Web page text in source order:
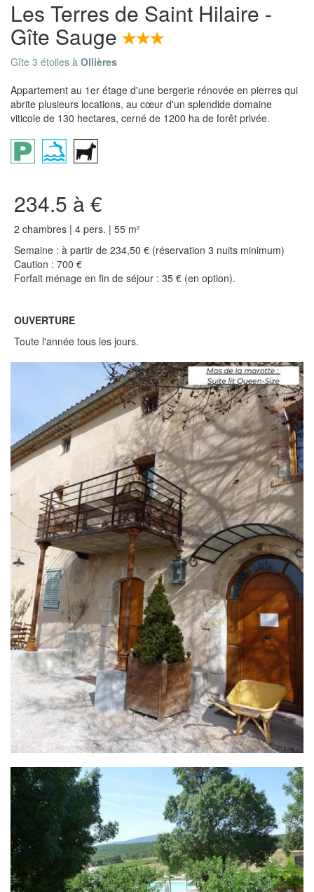
Les Terres de Saint Hilaire -
Gîte Sauge
Gîte 3 étoiles à Ollières
Appartement au 1er étage d'une bergerie rénovée en pierres qui
abrite plusieurs locations, au cœur d'un splendide domaine
viticole de 130 hectares, cerné de 1200 ha de forêt privée.
234.5 à €
2 chambres | 4 pers. | 55 m²
Semaine : à partir de 234,50 € (réservation 3 nuits minimum)
Caution : 700 €
Forfait ménage en fin de séjour : 35 € (en option).
OUVERTURE
Toute l'année tous les jours.